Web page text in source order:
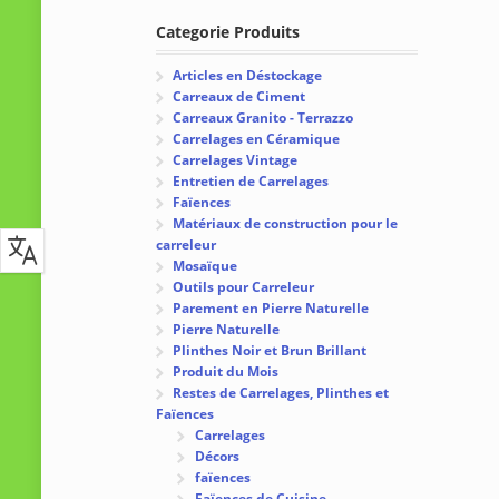
Categorie Produits
Articles en Déstockage
Carreaux de Ciment
Carreaux Granito - Terrazzo
Carrelages en Céramique
Carrelages Vintage
Entretien de Carrelages
Faïences
Matériaux de construction pour le
carreleur
Mosaïque
Outils pour Carreleur
Parement en Pierre Naturelle
Pierre Naturelle
Plinthes Noir et Brun Brillant
Produit du Mois
Restes de Carrelages, Plinthes et
Faïences
Carrelages
Décors
faïences